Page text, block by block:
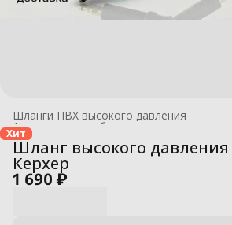
Шланги ПВХ высокого давления
Аксессуары для бытовых моек высокого
Главная
Хит
Шланг высокого давления
Керхер
1 690 ₽